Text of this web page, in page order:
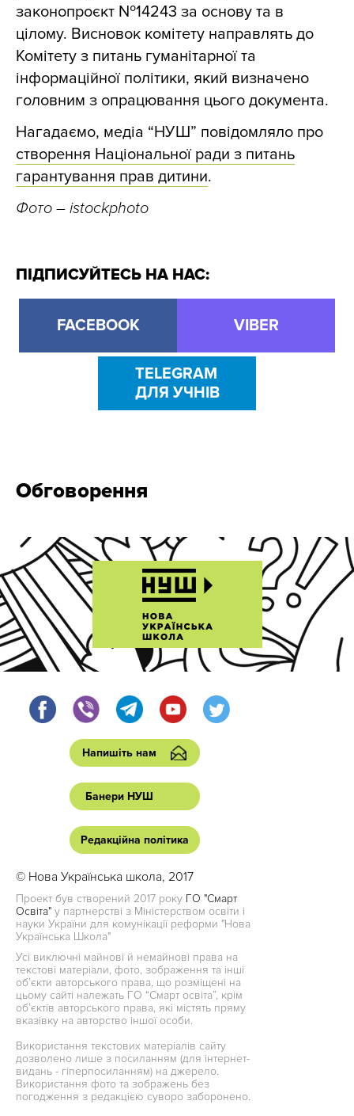
законопроєкт №14243 за основу та в
цілому. Висновок комітету направлять до
Комітету з питань гуманітарної та
інформаційної політики, який визначено
головним з опрацювання цього документа.
Нагадаємо, медіа “НУШ” повідомляло про
створення Національної ради з питань
гарантування прав дитини.
Фото – istockphoto
ПІДПИСУЙТЕСЬ НА НАС:
FACEBOOK VIBER
TELEGRAM
ДЛЯ УЧНІВ
Обговорення
Напишіть нам
Банери НУШ
Редакційна політика
© Нова Українська школа, 2017
Проект був створений 2017 року ГО "Смарт
Освіта" у партнерстві з Міністерством освіти і
науки України для комунікації реформи "Нова
Українська Школа"
Усі виключні майнові й немайнові права на
текстові матеріали, фото, зображення та інші
об’єкти авторського права, що розміщені на
цьому сайті належать ГО “Смарт освіта”, крім
об’єктів авторського права, які містять пряму
вказівку на авторство іншої особи.
Використання текстових матеріалів сайту
дозволено лише з посиланням (для інтернет-
видань - гіперпосиланням) на джерело.
Використання фото та зображень без
погодження з редакцією суворо заборонено.